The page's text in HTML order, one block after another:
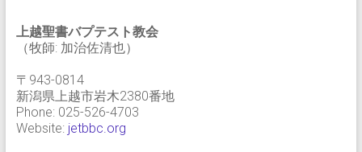
上越聖書バプテスト教会
（牧師: 加治佐清也）
〒943-0814
新潟県上越市岩木2380番地
Phone: 025-526-4703
Website: jetbbc.org